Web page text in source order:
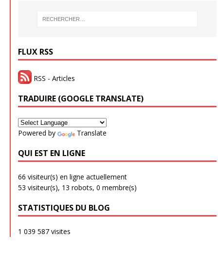
FLUX RSS
RSS - Articles
TRADUIRE (GOOGLE TRANSLATE)
Powered by Translate
QUI EST EN LIGNE
66 visiteur(s) en ligne actuellement
53 visiteur(s), 13 robots, 0 membre(s)
STATISTIQUES DU BLOG
1 039 587 visites